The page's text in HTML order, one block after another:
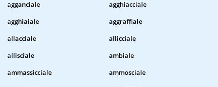
agganciale
agghiacciale
agghiaiale
aggraffiale
allacciale
allicciale
allisciale
ambiale
ammassicciale
ammosciale